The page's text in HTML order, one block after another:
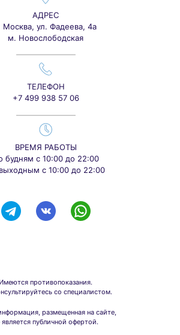
АДРЕС
Москва, ул. Фадеева, 4а
м. Новослободская
ТЕЛЕФОН
+7 499 938 57 06
ВРЕМЯ РАБОТЫ
будням с 10:00 до 22:00
с 10:00 до 22:00
Имеются противопоказания.
со специалистом.
размещенная на сайте,
является публичной офертой.